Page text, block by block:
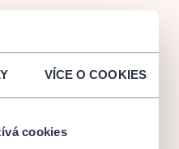
VÍCE O COOKIES
cookies
účast na 77 divadelních
Jiřího Srnce soubor
Madrid a řady dalších.